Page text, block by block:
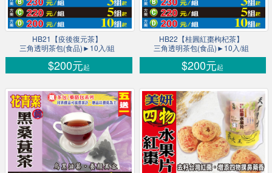
HB21【疫後復元茶】
三角透明茶包(食品)►10入/組
$200元起
HB22【桂圓紅棗枸杞茶】
三角透明茶包(食品)►10入/組
$200元起